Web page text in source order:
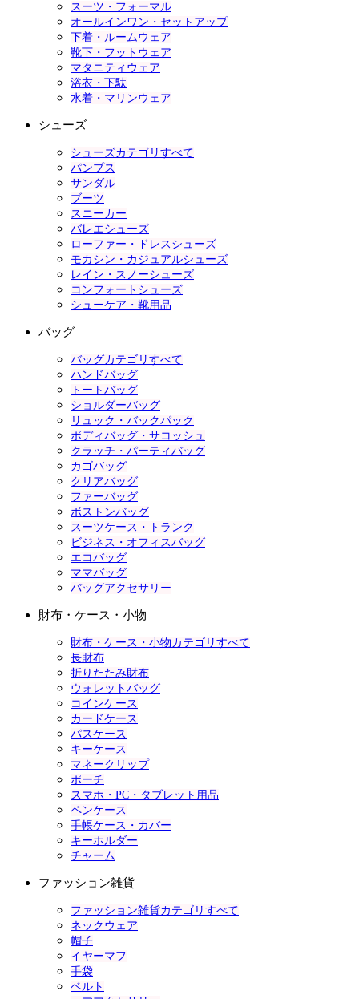
スーツ・フォーマル
オールインワン・セットアップ
下着・ルームウェア
靴下・フットウェア
マタニティウェア
浴衣・下駄
水着・マリンウェア
シューズ
シューズカテゴリすべて
パンプス
サンダル
ブーツ
スニーカー
バレエシューズ
ローファー・ドレスシューズ
モカシン・カジュアルシューズ
レイン・スノーシューズ
コンフォートシューズ
シューケア・靴用品
バッグ
バッグカテゴリすべて
ハンドバッグ
トートバッグ
ショルダーバッグ
リュック・バックパック
ボディバッグ・サコッシュ
クラッチ・パーティバッグ
カゴバッグ
クリアバッグ
ファーバッグ
ボストンバッグ
スーツケース・トランク
ビジネス・オフィスバッグ
エコバッグ
ママバッグ
バッグアクセサリー
財布・ケース・小物
財布・ケース・小物カテゴリすべて
長財布
折りたたみ財布
ウォレットバッグ
コインケース
カードケース
パスケース
キーケース
マネークリップ
ポーチ
スマホ・PC・タブレット用品
ペンケース
手帳ケース・カバー
キーホルダー
チャーム
ファッション雑貨
ファッション雑貨カテゴリすべて
ネックウェア
帽子
イヤーマフ
手袋
ベルト